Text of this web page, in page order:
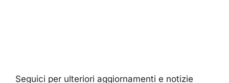
Seguici per ulteriori aggiornamenti e notizie